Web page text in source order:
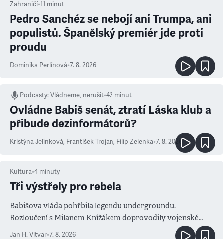
Zahraničí•11 minut
Pedro Sanchéz se nebojí ani Trumpa, ani
populistů. Španělský premiér jde proti
proudu
Dominika Perlínová•7. 8. 2026
Podcasty:Vládneme, nerušit•42 minut
Ovládne Babiš senát, ztratí Láska klub a
přibude dezinformátorů?
Kristýna Jelínková, František Trojan, Filip Zelenka•7. 8. 2026
Kultura•4 minuty
Tři výstřely pro rebela
Babišova vláda pohřbila legendu undergroundu.
Rozloučení s Milanem Knížákem doprovodily vojenské
salvy i kritika pokrokářů
Jan H. Vitvar•7. 8. 2026